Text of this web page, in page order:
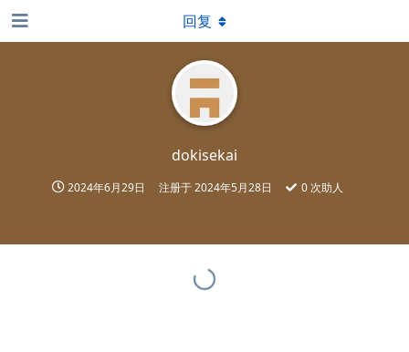
dokisekai
2024年6月29日 注册于2024年5月28日 0 次助人
回复